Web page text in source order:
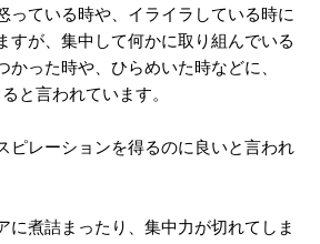
ている時や、 イライラしている時に
が、 集中して何かに取り組んでいる
った時や、 ひらめいた時などに、
と言われています。
ピレーションを得るのに良いと言われ
煮詰まったり、 集中力が切れてしま